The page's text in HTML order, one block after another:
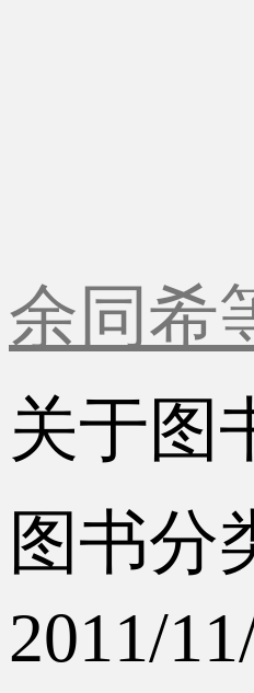
余同希
关于图
图书分
2011/